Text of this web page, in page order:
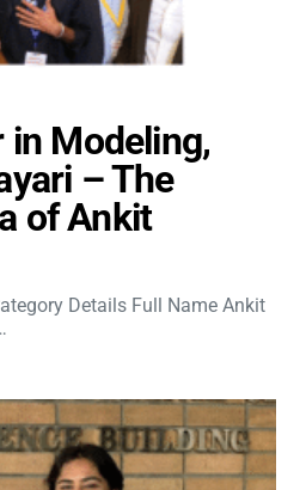
in Modeling,
– The
of Ankit
Details Full Name Ankit